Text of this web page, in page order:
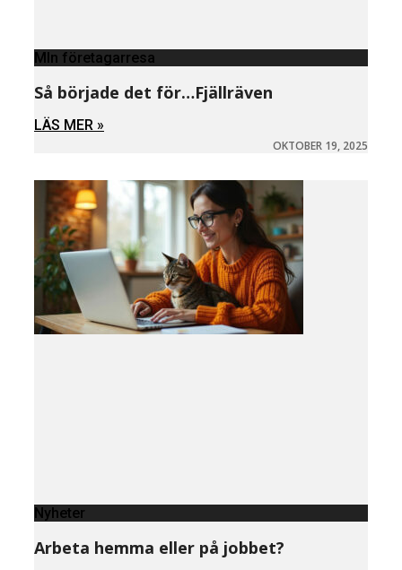
MIn företagarresa
Så började det för…Fjällräven
LÄS MER »
OKTOBER 19, 2025
Nyheter
Arbeta hemma eller på jobbet?